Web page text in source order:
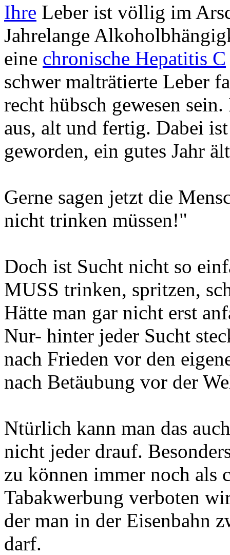
Ihre Leber ist völlig im
Jahrelange
eine chronische Hepatitis C
schwer malträtierte Leber
recht hübsch gewesen
aus, alt und fertig. Dabei
geworden, ein gutes Jahr
Gerne sagen jetzt die
nicht trinken müssen!"
Doch ist Sucht nicht so
MUSS trinken, spritzen,
Hätte man gar nicht erst
Nur- hinter jeder Sucht
nach Frieden vor den
nach Betäubung vor der
Ntürlich kann man das
nicht jeder drauf.
zu können immer noch als
Tabakwerbung verboten
der man in der Eisenbahn
darf.